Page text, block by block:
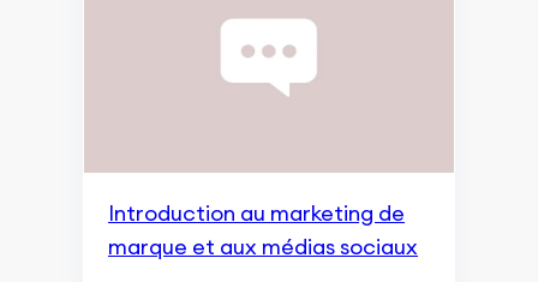
Introduction au marketing de
marque et aux médias sociaux